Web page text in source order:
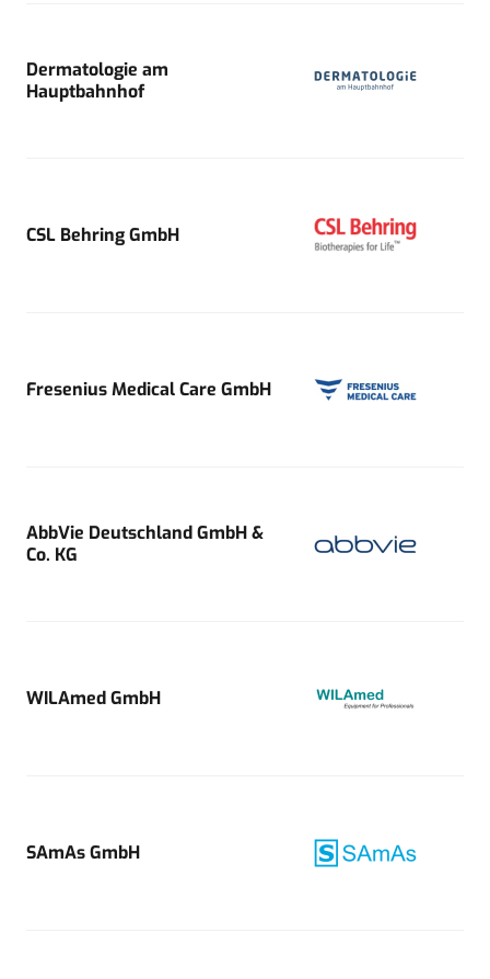
Dermatologie am
Hauptbahnhof
CSL Behring GmbH
Fresenius Medical Care GmbH
AbbVie Deutschland GmbH &
Co. KG
WILAmed GmbH
SAmAs GmbH